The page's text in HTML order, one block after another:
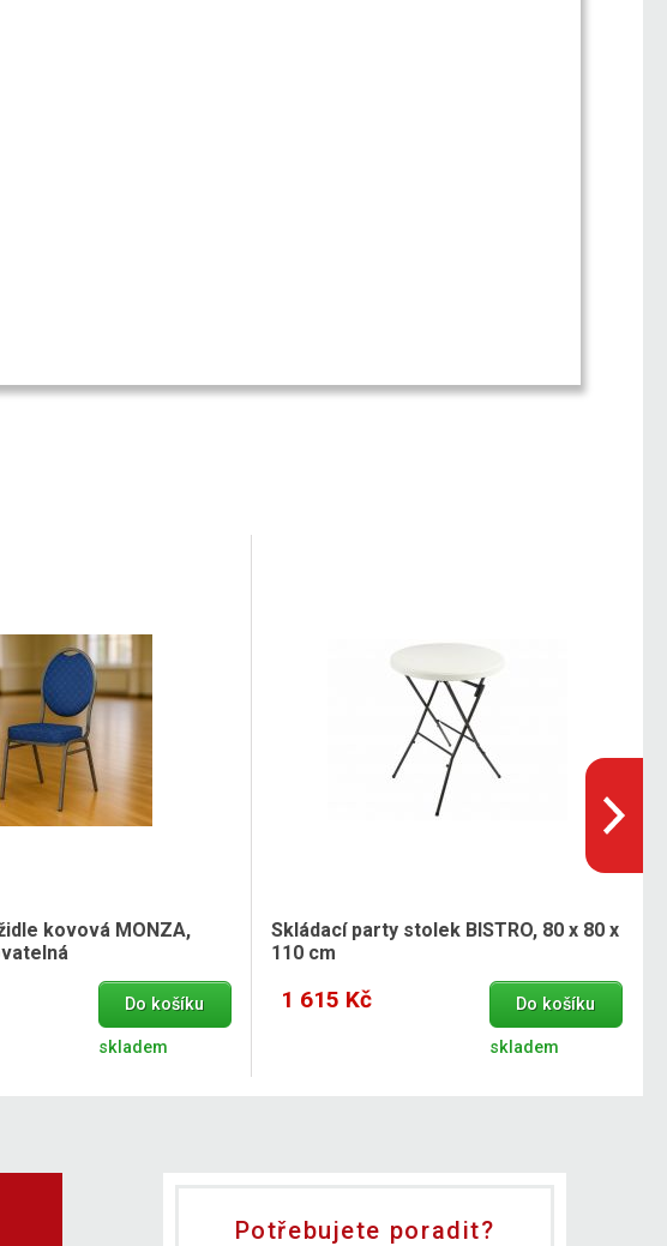
kovová MONZA,
Do košíku
skladem
Skládací party stolek BISTRO, 80 x 80 x
110 cm
1 615 Kč Do košíku
skladem
Potřebujete poradit?